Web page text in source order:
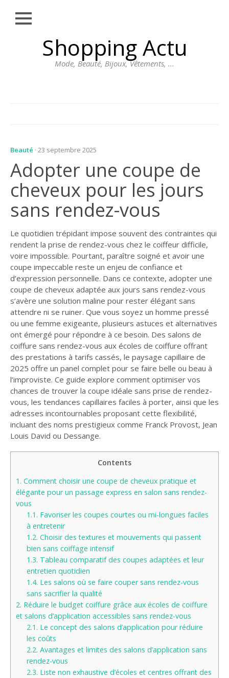
Shopping Actu
Mode, Beauté, Bijoux, Vêtements, ...
Close
Beauté · 23 septembre 2025
Adopter une coupe de
cheveux pour les jours
sans rendez-vous
Le quotidien trépidant impose souvent des contraintes qui
rendent la prise de rendez-vous chez le coiffeur difficile,
voire impossible. Pourtant, paraître soigné et avoir une
coupe impeccable reste un enjeu de confiance et
d’expression personnelle. Dans ce contexte, adopter une
coupe de cheveux adaptée aux jours sans rendez-vous
s’avère une solution maline pour rester élégant sans
attendre ni se ruiner. Que vous soyez un homme pressé
ou une femme exigeante, plusieurs astuces et alternatives
ont émergé pour répondre à ce besoin. Des salons de
coiffure sans rendez-vous aux écoles de coiffure offrant
des prestations à tarifs cassés, le paysage capillaire de
2025 offre un panel complet pour se faire belle ou beau à
l’improviste. Ce guide explore comment optimiser vos
chances de trouver la coupe idéale sans prise de rendez-
vous, les tendances capillaires faciles à porter, ainsi que les
adresses incontournables proposant cette flexibilité,
incluant des noms prestigieux comme Franck Provost, Jean
Louis David ou Dessange.
Contents
1. Comment choisir une coupe de cheveux pratique et
élégante pour un passage express en salon sans rendez-
vous
1.1. Favoriser les coupes courtes ou mi-longues faciles
à entretenir
1.2. Choisir des textures et mouvements qui passent
bien sans coiffage intensif
1.3. Tableau comparatif des coupes adaptées et leur
entretien quotidien
1.4. Les salons où se faire couper sans rendez-vous
sans sacrifier la qualité
2. Réduire le budget coiffure grâce aux écoles de coiffure
et salons d’application accessibles sans rendez-vous
2.1. Le concept des salons d’application pour réduire
les coûts
2.2. Avantages et limites des salons d’application sans
rendez-vous
2.3. Liste non exhaustive d’écoles et centres offrant des